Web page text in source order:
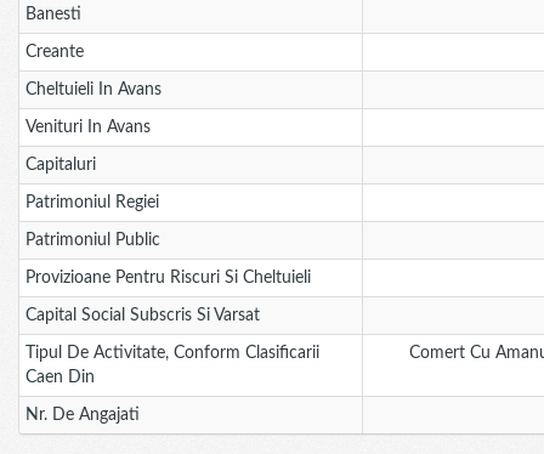
Banesti
Creante
Cheltuieli In Avans
Venituri In Avans
Capitaluri
Patrimoniul Regiei
Patrimoniul Public
Provizioane Pentru Riscuri Si Cheltuieli
Capital Social Subscris Si Varsat
Tipul De Activitate, Conform Clasificarii
Caen Din
Comert Cu
Nr. De Angajati